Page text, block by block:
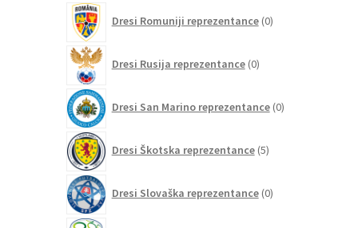
Dresi Romuniji reprezentance 0izdelkov
Dresi Rusija reprezentance 0izdelkov
Dresi San Marino reprezentance 0izdelkov
Dresi Škotska reprezentance 5izdelkov
Dresi Slovaška reprezentance 0izdelkov